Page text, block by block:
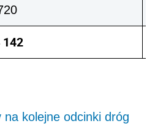
142
na kolejne odcinki dróg